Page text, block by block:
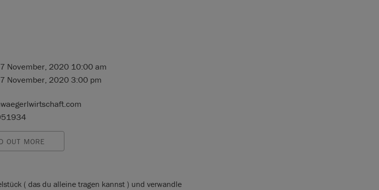
November, 2020 10:00 am
November, 2020 3:00 pm
OUT MORE
( das du alleine tragen kannst ) und verwandle